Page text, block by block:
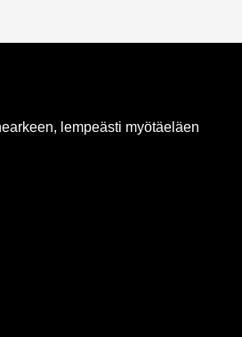
lempeästi myötäeläen